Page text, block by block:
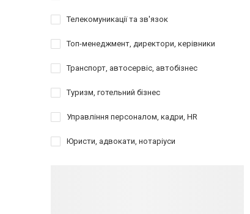
Телекомуникації та зв'язок
Топ-менеджмент, директори, керівники
Транспорт, автосервіс, автобізнес
Туризм, готельний бізнес
Управління персоналом, кадри, HR
Юристи, адвокати, нотаріуси